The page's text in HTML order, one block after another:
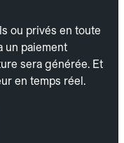
ou privés en toute
un paiement
sera générée. Et
en temps réel.